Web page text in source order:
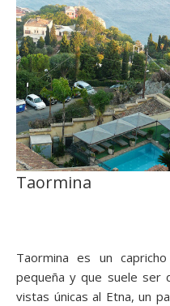
Taormina
Taormina es un
pequeña y que suele ser
vistas únicas al Etna, un